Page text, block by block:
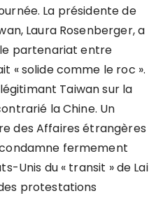
La présidente de
Laura Rosenberger, a
partenariat entre
« solide comme le roc ».
Taiwan sur la
la Chine. Un
des Affaires étrangères
fermement
Unis du « transit » de Lai
protestations